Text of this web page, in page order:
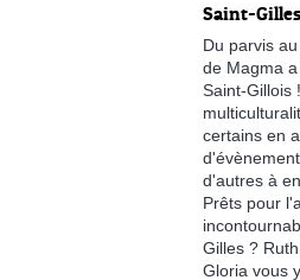
Saint-
Du parvis
de Magma
Saint-Gillois
certains en
d'autres à
Prêts pour
Gilles ?
Gloria vous